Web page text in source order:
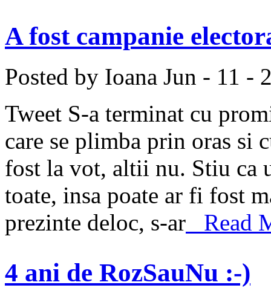
A fost campanie
Posted by Ioana Jun - 11 -
Tweet S-a terminat cu
care se plimba prin oras si
fost la vot, altii nu. Stiu ca
toate, insa poate ar fi fost
prezinte deloc, s-ar Read
4 ani de RozSauNu :-)